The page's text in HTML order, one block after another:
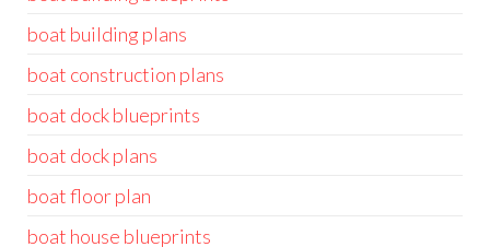
boat building plans
boat construction plans
boat dock blueprints
boat dock plans
boat floor plan
boat house blueprints